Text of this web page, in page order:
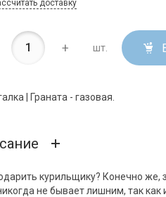
доставку
+ шт.
| Граната - газовая.
курильщику? Конечно же,
не бывает лишним, так как